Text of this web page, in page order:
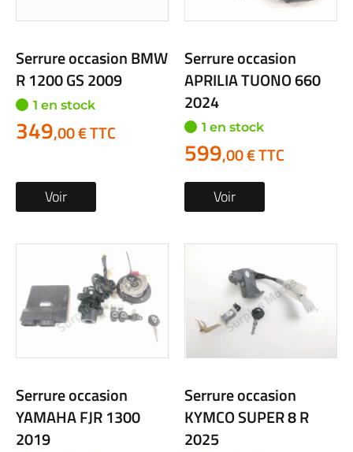
Serrure occasion BMW
R 1200 GS 2009
1 en stock
349,00 € TTC
Voir
Serrure occasion
APRILIA TUONO 660
2024
1 en stock
599,00 € TTC
Voir
Serrure occasion
YAMAHA FJR 1300
2019
Serrure occasion
KYMCO SUPER 8 R
2025